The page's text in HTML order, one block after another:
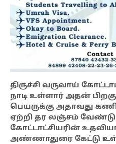
திருச்சி வருவாய்
நாடி உள்ளார் அதன்
பெயருக்கு அதாவது
ஏற்றி தர லஞ்சம்
கோட்டாட்சியரின்
அண்ணாதுரை கேட்டு